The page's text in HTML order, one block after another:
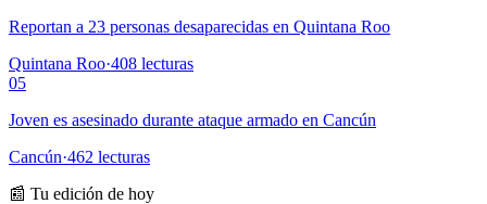
Reportan a 23 personas desaparecidas en Quintana Roo
Quintana Roo·408 lecturas
05
Joven es asesinado durante ataque armado en Cancún
Cancún·462 lecturas
📰 Tu edición de hoy